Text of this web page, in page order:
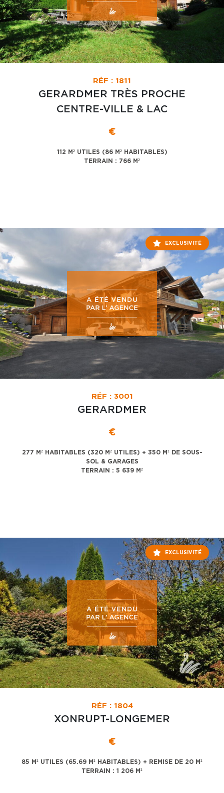
RÉF : 1811
GERARDMER TRÈS PROCHE
CENTRE-VILLE & LAC
€
112 M² UTILES (86 M² HABITABLES)
TERRAIN : 766 M²
EXCLUSIVITÉ
RÉF : 3001
GERARDMER
€
277 M² HABITABLES (320 M² UTILES) + 350 M² DE SOUS-
SOL & GARAGES
TERRAIN : 5 639 M²
EXCLUSIVITÉ
RÉF : 1804
XONRUPT-LONGEMER
€
85 M² UTILES (65.69 M² HABITABLES) + REMISE DE 20 M²
TERRAIN : 1 206 M²